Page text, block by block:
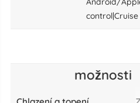
možnosti